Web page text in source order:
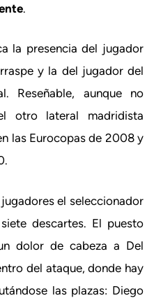
.
la presencia del jugador
y la del jugador del
Reseñable, aunque no
otro lateral madridista
las Eurocopas de 2008 y
el seleccionador
descartes. El puesto
dolor de cabeza a Del
del ataque, donde hay
las plazas: Diego